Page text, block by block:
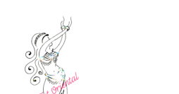
content